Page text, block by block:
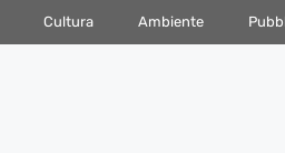
Cultura Ambiente